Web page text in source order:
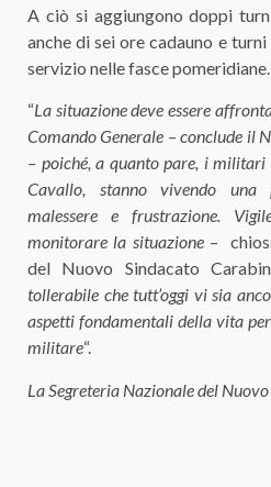
A ciò si aggiungono doppi
anche di sei ore cadauno e
servizio nelle fasce pomeridiane.
“La situazione deve essere
Comando Generale – conclude il
– poiché, a quanto pare, i
Cavallo, stanno vivendo una
malessere e frustrazione.
monitorare la situazione–
del Nuovo Sindacato
tollerabile che tutt’oggi vi sia
aspetti fondamentali della vita
militare“.
La Segreteria Nazionale del